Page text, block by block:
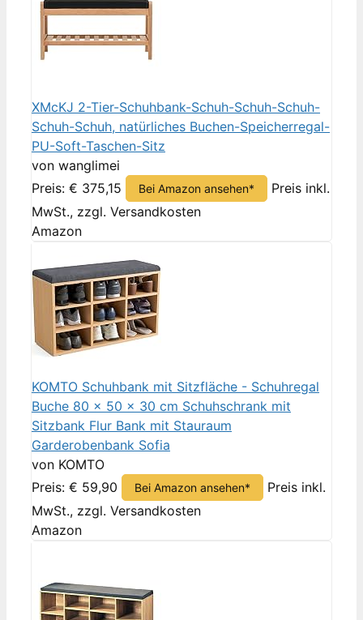
XMcKJ 2-Tier-Schuhbank-Schuh-Schuh-Schuh-
Schuh-Schuh, natürliches Buchen-Speicherregal-
PU-Soft-Taschen-Sitz
von wanglimei
Preis: € 375,15
Bei Amazon ansehen*
Preis inkl.
MwSt., zzgl. Versandkosten
Amazon
KOMTO Schuhbank mit Sitzfläche - Schuhregal
Buche 80 x 50 x 30 cm Schuhschrank mit
Sitzbank Flur Bank mit Stauraum
Garderobenbank Sofia
von KOMTO
Preis: € 59,90
Bei Amazon ansehen*
Preis inkl.
MwSt., zzgl. Versandkosten
Amazon